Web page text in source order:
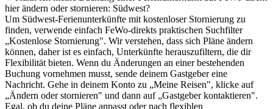
hier ändern oder stornieren: Südwest?
Um Südwest-Ferienunterkünfte mit kostenloser Stornierung zu
finden, verwende einfach FeWo-direkts praktischen Suchfilter
„Kostenlose Stornierung". Wir verstehen, dass sich Pläne ändern
können, daher ist es einfach, Unterkünfte herauszufiltern, die dir
Flexibilität bieten. Wenn du Änderungen an einer bestehenden
Buchung vornehmen musst, sende deinem Gastgeber eine
Nachricht. Gehe in deinem Konto zu „Meine Reisen", klicke auf
„Ändern oder stornieren" und dann auf „Gastgeber kontaktieren".
Egal, ob du deine Pläne anpasst oder nach flexiblen